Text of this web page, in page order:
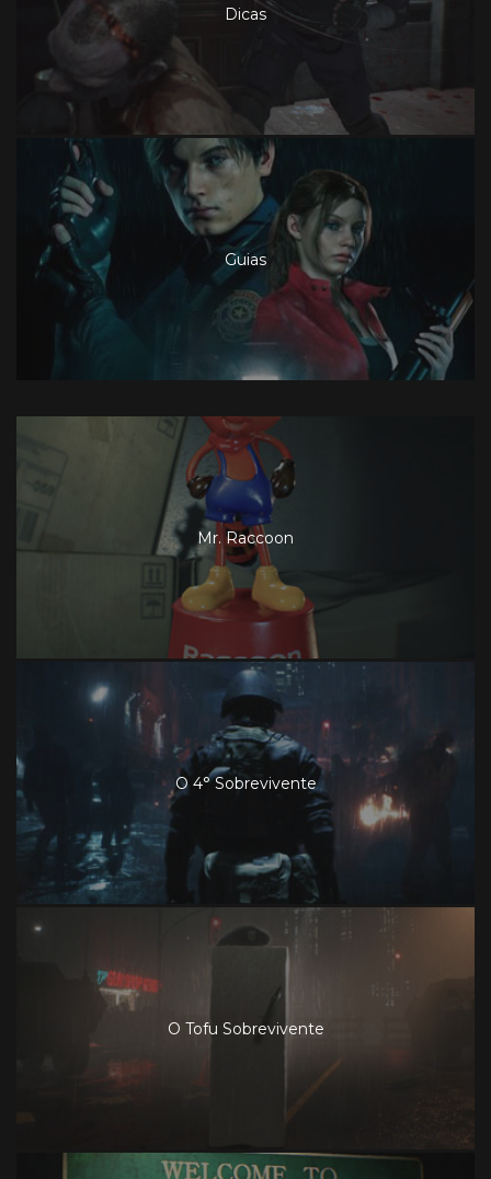
Dicas
Guias
Mr. Raccoon
O 4° Sobrevivente
O Tofu Sobrevivente